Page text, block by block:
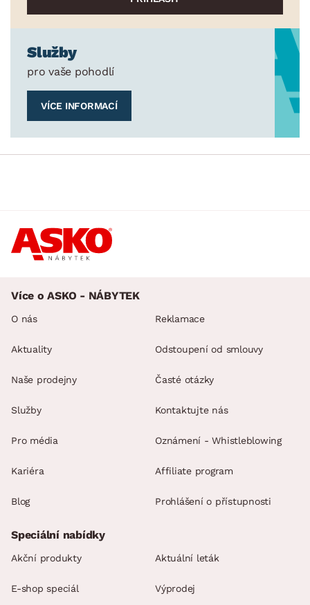
Služby
pro vaše pohodlí
VÍCE INFORMACÍ
Více o ASKO - NÁBYTEK
O nás
Aktuality
Naše prodejny
Služby
Pro média
Kariéra
Blog
Reklamace
Odstoupení od smlouvy
Časté otázky
Kontaktujte nás
Oznámení - Whistleblowing
Affiliate program
Prohlášení o přístupnosti
Speciální nabídky
Akční produkty Aktuální leták
E-shop speciál Výprodej